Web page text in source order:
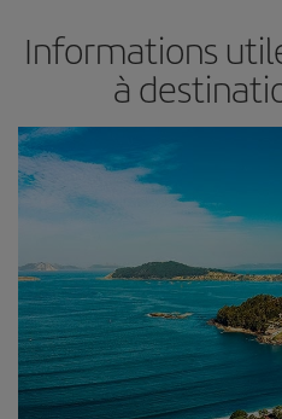
Informations
à